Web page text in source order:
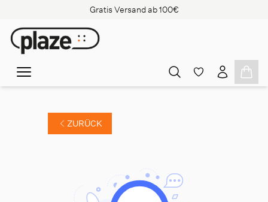
Gratis Versand ab 100€
ZURÜCK